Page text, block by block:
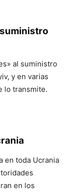
al suministro
y en varias
lo transmite.
en toda Ucrania
en los